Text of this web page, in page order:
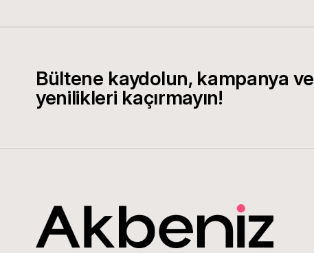
Bültene kaydolun, kampanya ve
yenilikleri kaçırmayın!